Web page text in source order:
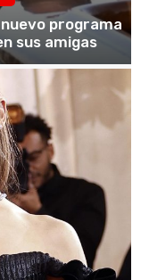
programa
sus amigas